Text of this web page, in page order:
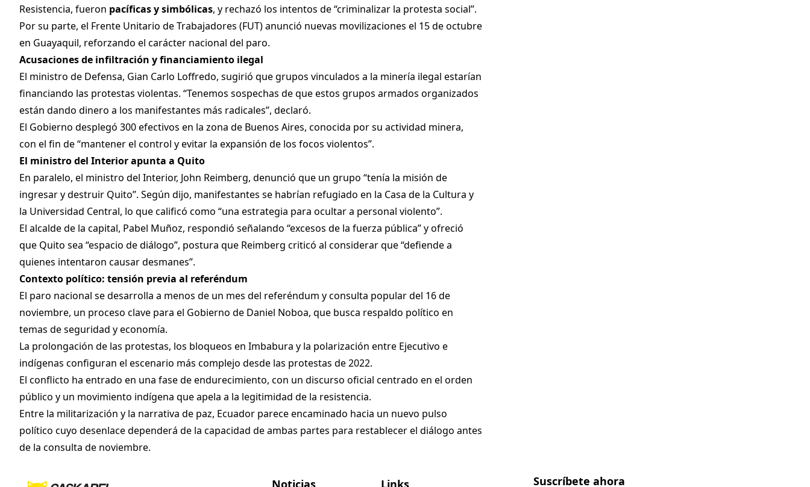
Resistencia, fueron pacíficas y simbólicas, y rechazó los intentos de “criminalizar la protesta social”.
Por su parte, el Frente Unitario de Trabajadores (FUT) anunció nuevas movilizaciones el 15 de octubre
en Guayaquil, reforzando el carácter nacional del paro.
Acusaciones de infiltración y financiamiento ilegal
El ministro de Defensa, Gian Carlo Loffredo, sugirió que grupos vinculados a la minería ilegal estarían
financiando las protestas violentas. “Tenemos sospechas de que estos grupos armados organizados
están dando dinero a los manifestantes más radicales”, declaró.
El Gobierno desplegó 300 efectivos en la zona de Buenos Aires, conocida por su actividad minera,
con el fin de “mantener el control y evitar la expansión de los focos violentos”.
El ministro del Interior apunta a Quito
En paralelo, el ministro del Interior, John Reimberg, denunció que un grupo “tenía la misión de
ingresar y destruir Quito”. Según dijo, manifestantes se habrían refugiado en la Casa de la Cultura y
la Universidad Central, lo que calificó como “una estrategia para ocultar a personal violento”.
El alcalde de la capital, Pabel Muñoz, respondió señalando “excesos de la fuerza pública” y ofreció
que Quito sea “espacio de diálogo”, postura que Reimberg criticó al considerar que “defiende a
quienes intentaron causar desmanes”.
Contexto político: tensión previa al referéndum
El paro nacional se desarrolla a menos de un mes del referéndum y consulta popular del 16 de
noviembre, un proceso clave para el Gobierno de Daniel Noboa, que busca respaldo político en
temas de seguridad y economía.
La prolongación de las protestas, los bloqueos en Imbabura y la polarización entre Ejecutivo e
indígenas configuran el escenario más complejo desde las protestas de 2022.
El conflicto ha entrado en una fase de endurecimiento, con un discurso oficial centrado en el orden
público y un movimiento indígena que apela a la legitimidad de la resistencia.
Entre la militarización y la narrativa de paz, Ecuador parece encaminado hacia un nuevo pulso
político cuyo desenlace dependerá de la capacidad de ambas partes para restablecer el diálogo antes
de la consulta de noviembre.
Suscríbete ahora